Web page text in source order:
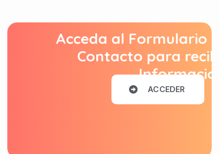
Acceda al Formulario
Contacto para
ACCEDER